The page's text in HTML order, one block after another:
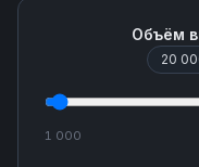
Search Sections
Upload Attachment
Объём
20
1 000